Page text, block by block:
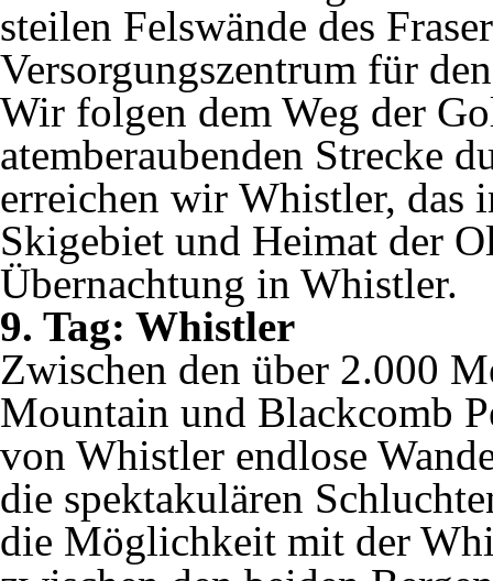
steilen Felswände des
Versorgungszentrum für
Wir folgen dem Weg der
atemberaubenden Strecke
erreichen wir Whistler, das
Skigebiet und Heimat der
Übernachtung in Whistler.
9. Tag: Whistler
Zwischen den über 2.000
Mountain und Blackcomb
von Whistler endlose
die spektakulären
die Möglichkeit mit der